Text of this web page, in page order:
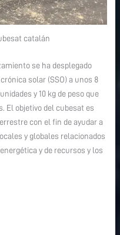
catalán
se ha desplegado
solar (SSO) a unos 8
y 10 kg de peso que
El objetivo del cubesat es
con el fin de ayudar a
y globales relacionados
y de recursos y los